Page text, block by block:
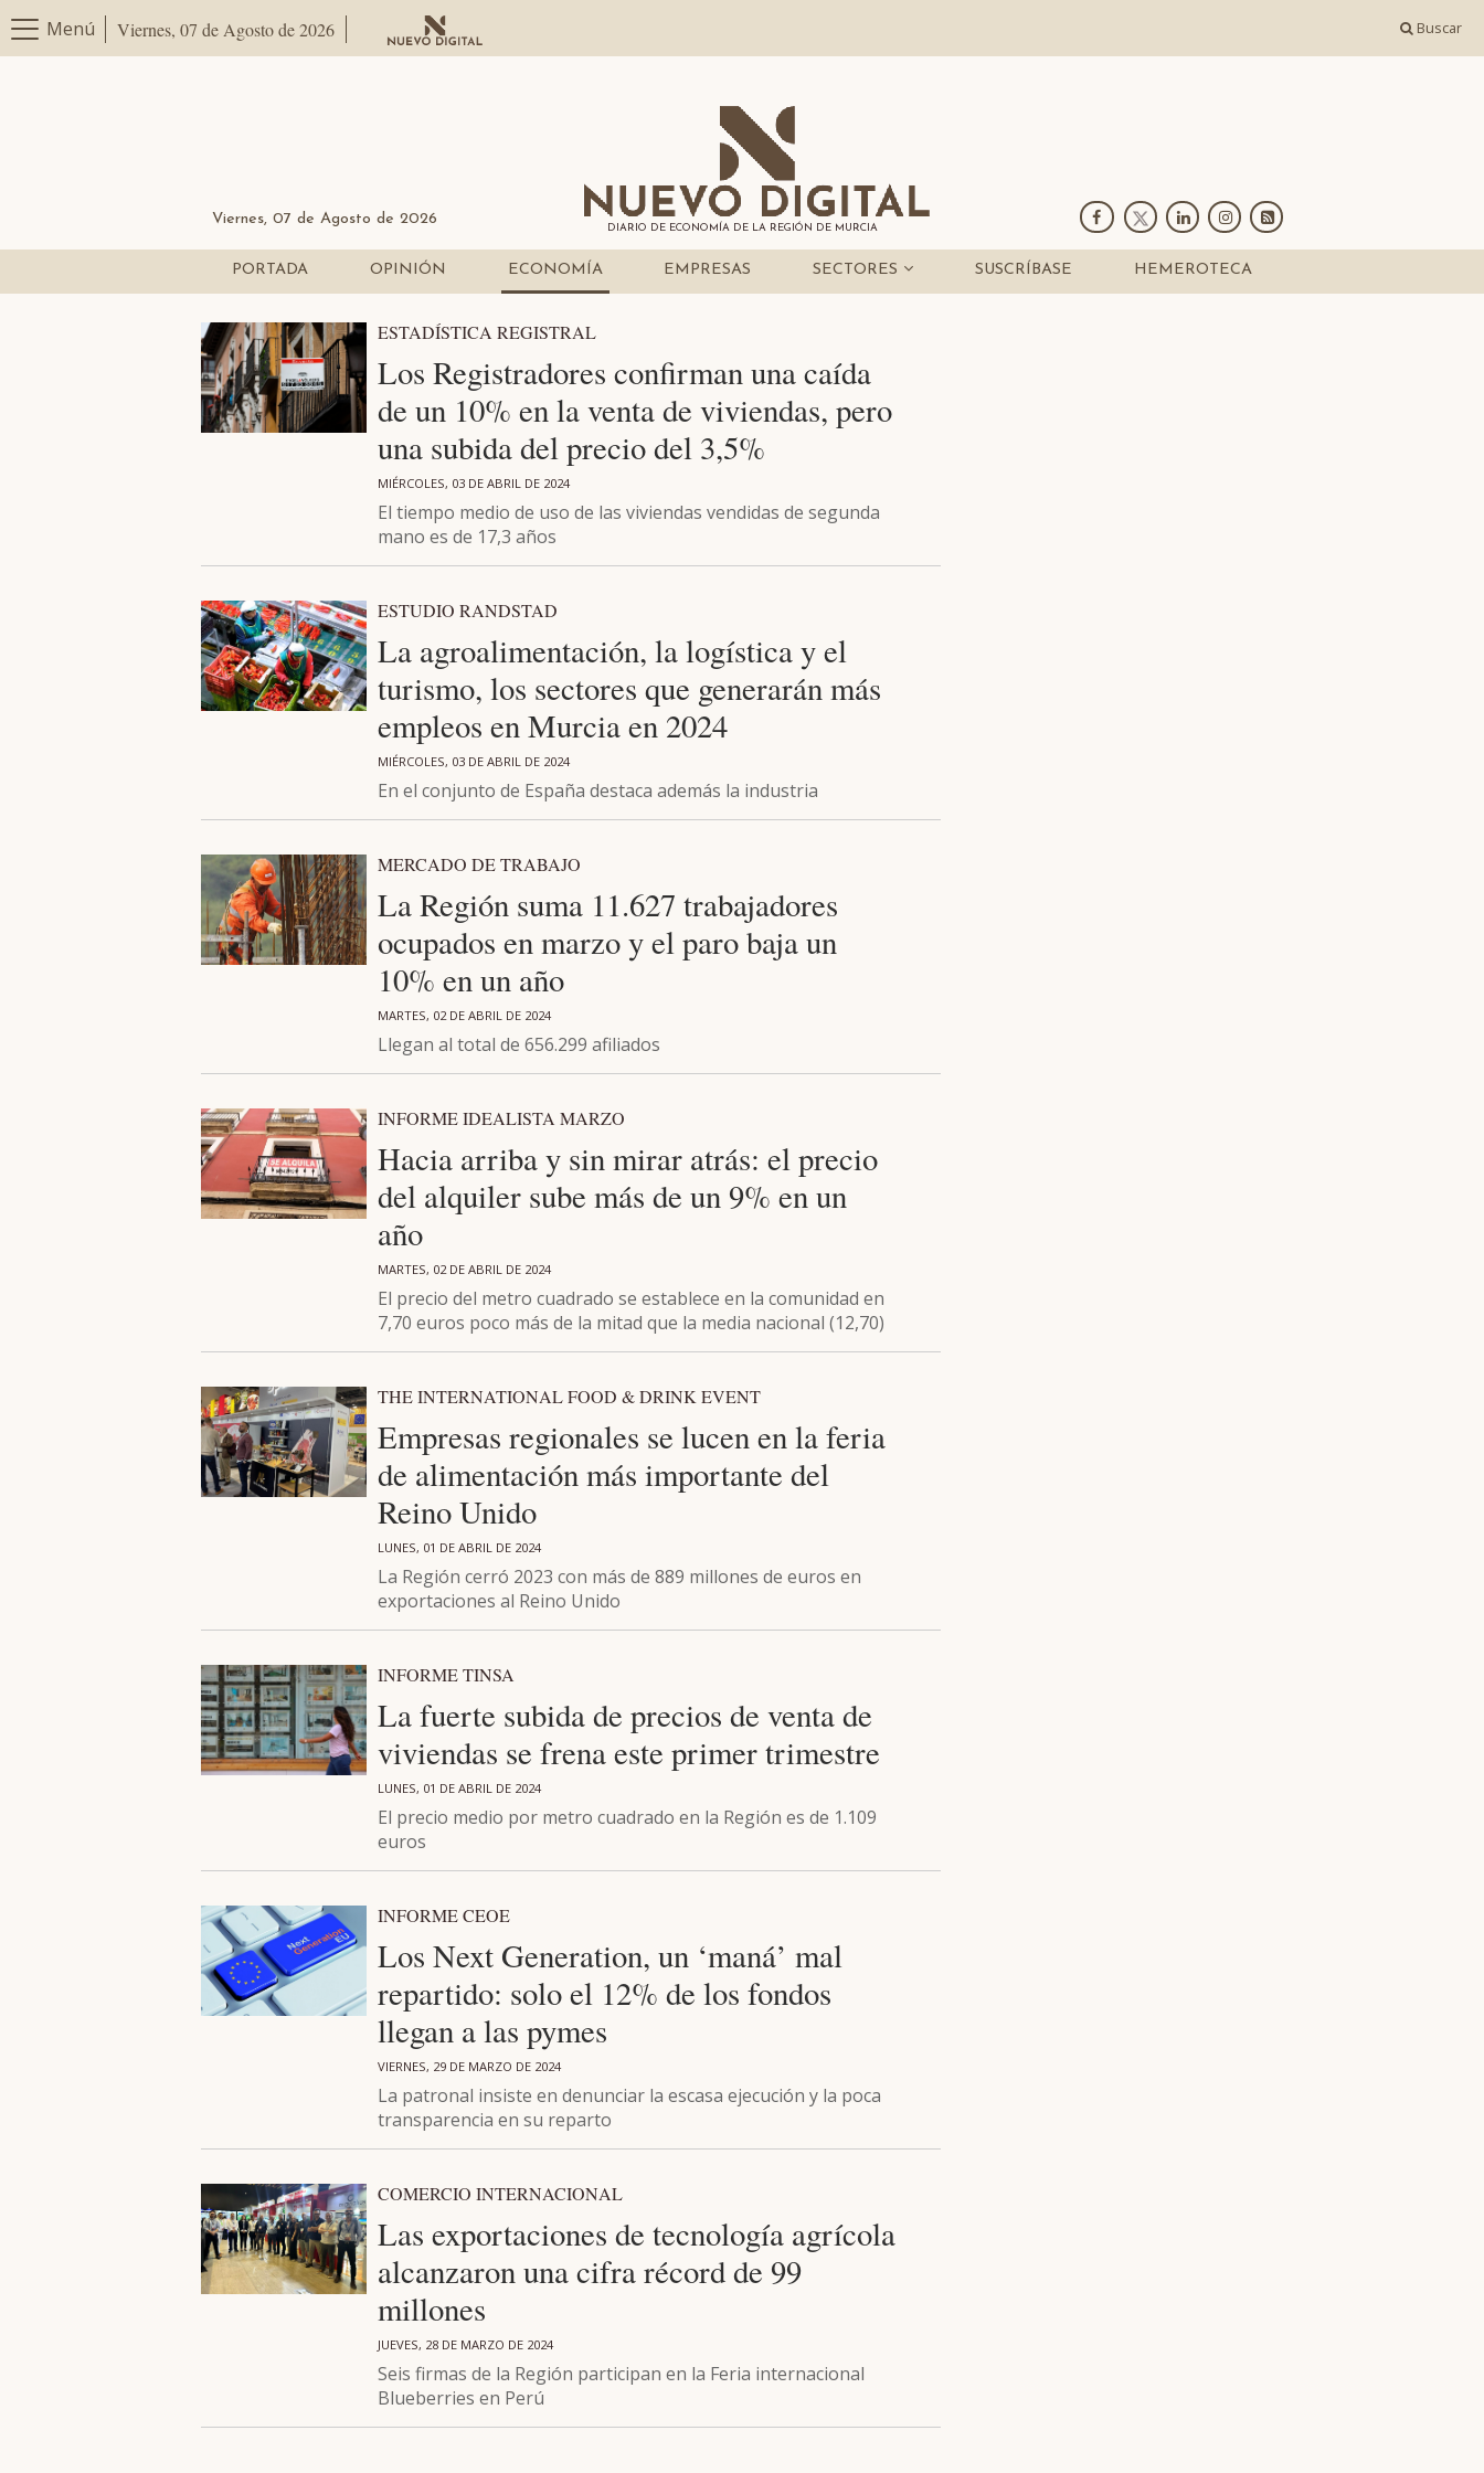
Menú Viernes, 07 de Agosto de 2026 Buscar
Viernes, 07 de Agosto de 2026
DIARIO DE ECONOMÍA DE LA REGIÓN DE MURCIA
PORTADA OPINIÓN ECONOMÍA EMPRESAS SECTORES SUSCRÍBASE HEMEROTECA
ESTADÍSTICA REGISTRAL
Los Registradores confirman una caída
de un 10% en la venta de viviendas, pero
una subida del precio del 3,5%
MIÉRCOLES, 03 DE ABRIL DE 2024
El tiempo medio de uso de las viviendas vendidas de segunda
mano es de 17,3 años
ESTUDIO RANDSTAD
La agroalimentación, la logística y el
turismo, los sectores que generarán más
empleos en Murcia en 2024
MIÉRCOLES, 03 DE ABRIL DE 2024
En el conjunto de España destaca además la industria
MERCADO DE TRABAJO
La Región suma 11.627 trabajadores
ocupados en marzo y el paro baja un
10% en un año
MARTES, 02 DE ABRIL DE 2024
Llegan al total de 656.299 afiliados
INFORME IDEALISTA MARZO
Hacia arriba y sin mirar atrás: el precio
del alquiler sube más de un 9% en un
año
MARTES, 02 DE ABRIL DE 2024
El precio del metro cuadrado se establece en la comunidad en
7,70 euros poco más de la mitad que la media nacional (12,70)
THE INTERNATIONAL FOOD & DRINK EVENT
Empresas regionales se lucen en la feria
de alimentación más importante del
Reino Unido
LUNES, 01 DE ABRIL DE 2024
La Región cerró 2023 con más de 889 millones de euros en
exportaciones al Reino Unido
INFORME TINSA
La fuerte subida de precios de venta de
viviendas se frena este primer trimestre
LUNES, 01 DE ABRIL DE 2024
El precio medio por metro cuadrado en la Región es de 1.109
euros
INFORME CEOE
Los Next Generation, un ‘maná’ mal
repartido: solo el 12% de los fondos
llegan a las pymes
VIERNES, 29 DE MARZO DE 2024
La patronal insiste en denunciar la escasa ejecución y la poca
transparencia en su reparto
COMERCIO INTERNACIONAL
Las exportaciones de tecnología agrícola
alcanzaron una cifra récord de 99
millones
JUEVES, 28 DE MARZO DE 2024
Seis firmas de la Región participan en la Feria internacional
Blueberries en Perú